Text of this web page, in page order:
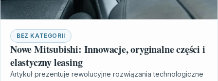
BEZ KATEGORII
Nowe Mitsubishi: Innowacje, oryginalne części i
elastyczny leasing
Artykuł prezentuje rewolucyjne rozwiązania technologiczne